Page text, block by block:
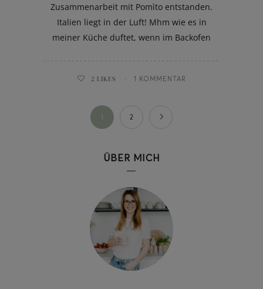
Zusammenarbeit mit Pomìto entstanden.
Italien liegt in der Luft! Mhm wie es in
meiner Küche duftet, wenn im Backofen
2 LIKES 1 KOMMENTAR
1 2
ÜBER MICH